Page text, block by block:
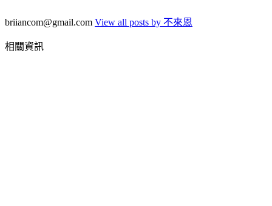
briiancom@gmail.com View all posts by 不來恩
相關資訊